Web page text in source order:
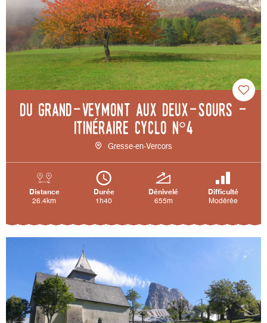
Du Grand-Veymont aux Deux-Sœurs -
Itinéraire cyclo n°4
Gresse-en-Vercors
Distance
26.4km
Durée
1h40
Dénivelé
655m
Difficulté
Modérée